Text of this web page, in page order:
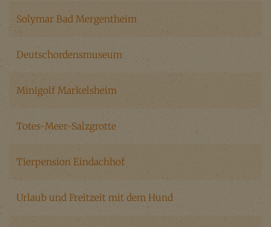
Solymar Bad Mergentheim
Deutschordensmuseum
Minigolf Markelsheim
Totes-Meer-Salzgrotte
Tierpension Eindachhof
Urlaub und Freitzeit mit dem Hund